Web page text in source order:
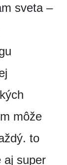
sveta –
môže
to
aj super